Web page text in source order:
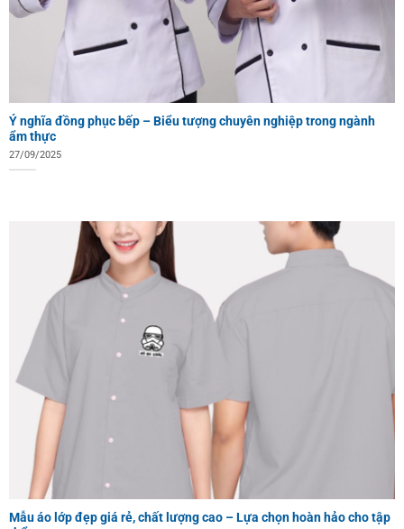
Ý nghĩa đồng phục bếp – Biểu tượng chuyên nghiệp trong ngành
ẩm thực
27/09/2025
Mẫu áo lớp đẹp giá rẻ, chất lượng cao – Lựa chọn hoàn hảo cho tập